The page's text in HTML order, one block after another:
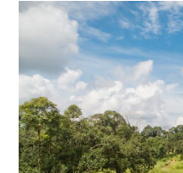
Parc
national
de
Khao
Yai
:
sur
les